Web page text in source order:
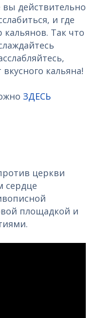
вы действительно
и где
Так что
кальяна!
ЗДЕСЬ
церкви
сердце
площадкой и